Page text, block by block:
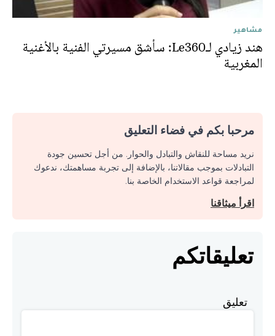
مشاهير
هند زيادي لـLe360: سأشق مسيرتي الفنية بالأغنية
المغربية
مرحبا بكم في فضاء التعليق
نريد مساحة للنقاش والتبادل والحوار. من أجل تحسين جودة
التبادلات بموجب مقالاتنا، بالإضافة إلى تجربة مساهمتك، ندعوك
لمراجعة قواعد الاستخدام الخاصة بنا.
اقرأ ميثاقنا
تعليقاتكم
تعليق